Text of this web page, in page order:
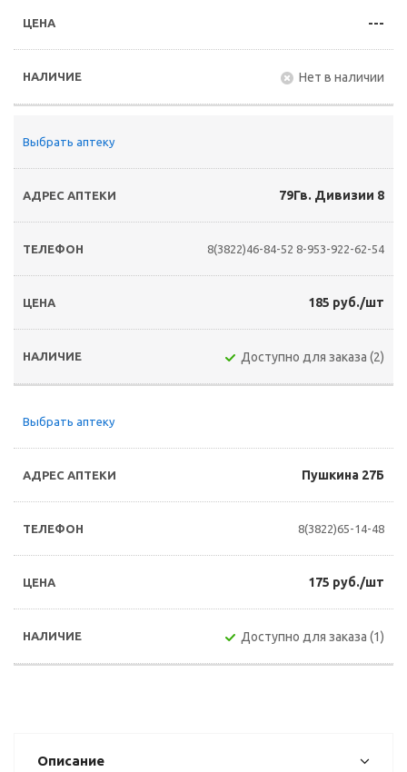
---
Нет в наличии
Выбрать аптеку
79Гв. Дивизии 8
8(3822)46-84-52 8-953-922-62-54
185 руб./шт
Доступно для заказа (2)
Выбрать аптеку
Пушкина 27Б
8(3822)65-14-48
175 руб./шт
Доступно для заказа (1)
Описание